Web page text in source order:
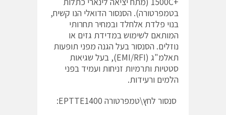
בטמפרטורה). הסנסור הדואלי הנו קשיח,
בנוי פלדת אלחלד ובמחיר תחרותי
המותאם לשימוש במדידת גזים או
נוזלים. הסנסור בעל הגנה מפני תופעות
תאלמ"ג (EMI/RFI), בעל שגיאות
סטטיות ותרמיות זניחות ועמיד בפני
הלמים ורעידות.
סנסור לחץ\טמפרטורה EPTTE1400: